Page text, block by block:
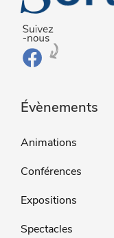
Évènements
Animations
Conférences
Expositions
Spectacles